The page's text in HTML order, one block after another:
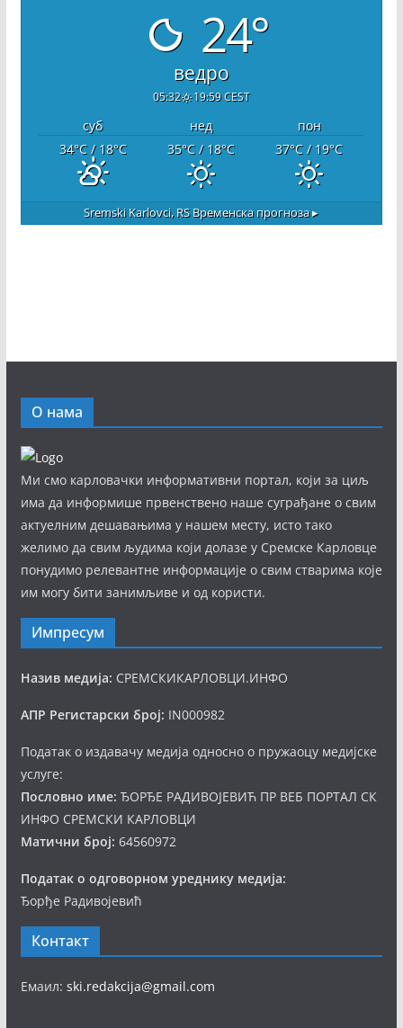
24°
ведро
05:32 19:59 CEST
суб нед
пон
34°C/ 18°C 35°C/ 18°C 37°C/ 19°C
Sremski Karlovci, RSВременска прогноза ▸
О нама
Ми смо карловачки информативни портал, који за циљ
има да информише првенствено наше суграђане о свим
актуелним дешавањима у нашем месту, исто тако
желимо да свим људима који долазе у Сремске Карловце
понудимо релевантне информације о свим стварима које
им могу бити занимљиве и од користи.
Импресум
Назив медија: СРЕМСКИКАРЛОВЦИ.ИНФО
АПР Регистарски број: IN000982
Податак о издавачу медија односно о пружаоцу медијске
услуге:
Пословно име: ЂОРЂЕ РАДИВОЈЕВИЋ ПР ВЕБ ПОРТАЛ СК
ИНФО СРЕМСКИ КАРЛОВЦИ
Матични број: 64560972
Податак о одговорном уреднику медија:
Ђорђе Радивојевић
Контакт
Емаил: ski.redakcija@gmail.com